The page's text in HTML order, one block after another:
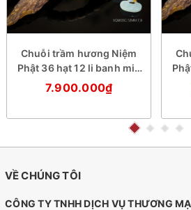
Chuỗi trầm hương Niệm
Phật 36 hạt 12 li banh mix
đá trắng
7.900.000₫
VỀ CHÚNG TÔI
CÔNG TY TNHH DỊCH VỤ THƯƠNG